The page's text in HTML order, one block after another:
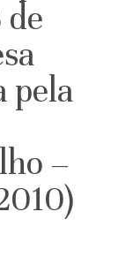
de
pela
–